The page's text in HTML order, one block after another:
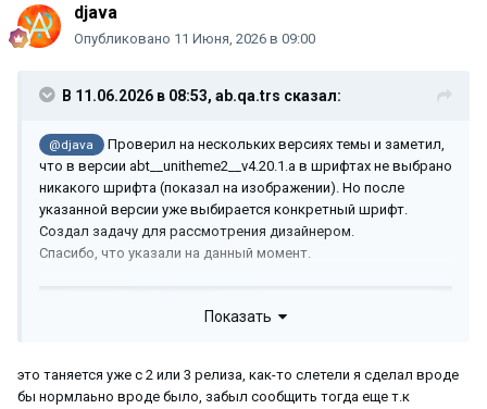
djava
Опубликовано 11 Июня, 2026 в 09:00
В 11.06.2026 в 08:53, ab.qa.trs сказал:
@djava
Проверил на нескольких версиях темы и заметил,
что в версии abt__unitheme2__v4.20.1.a в шрифтах не выбрано
никакого шрифта (показал на изображении). Но после
указанной версии уже выбирается конкретный шрифт.
Создал задачу для рассмотрения дизайнером.
Спасибо, что указали на данный момент.
Показать
это таняется уже с 2 или 3 релиза, как-то слетели я сделал вроде
бы нормлаьно вроде было, забыл сообщить тогда еще т.к